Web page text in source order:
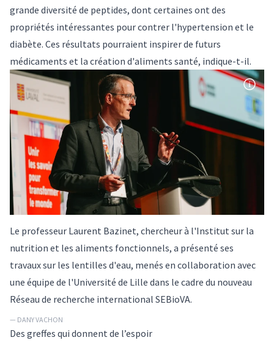
grande diversité de peptides, dont certaines ont des
propriétés intéressantes pour contrer l'hypertension et le
diabète. Ces résultats pourraient inspirer de futurs
médicaments et la création d'aliments santé, indique-t-il.
Le professeur Laurent Bazinet, chercheur à l'Institut sur la
nutrition et les aliments fonctionnels, a présenté ses
travaux sur les lentilles d'eau, menés en collaboration avec
une équipe de l'Université de Lille dans le cadre du nouveau
Réseau de recherche international SEBioVA.
— DANY VACHON
Des greffes qui donnent de l’espoir